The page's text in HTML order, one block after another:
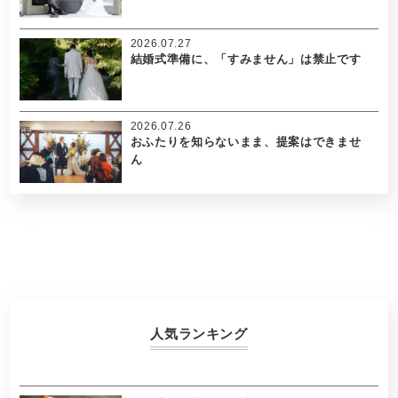
結婚式準備に、「すみません」は禁止です
2026.07.27
おふたりを知らないまま、提案はできませ
ん
2026.07.26
人気ランキング